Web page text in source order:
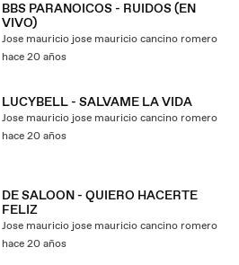
BBS PARANOICOS - RUIDOS (EN
VIVO)
Jose mauricio jose mauricio cancino romero
hace 20 años
LUCYBELL - SALVAME LA VIDA
Jose mauricio jose mauricio cancino romero
hace 20 años
DE SALOON - QUIERO HACERTE
FELIZ
Jose mauricio jose mauricio cancino romero
hace 20 años